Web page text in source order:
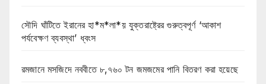
সৌদি ঘাঁটিতে ইরানের হা*ম*লা*য় যুক্তরাষ্ট্রের গুরুত্বপূর্ণ ‘আকাশ
পর্যবেক্ষণ ব্যবস্থা’ ধ্বংস
রমজানে মসজিদে নববীতে ৮,৭৬০ টন জমজমের পানি বিতরণ করা হয়েছে